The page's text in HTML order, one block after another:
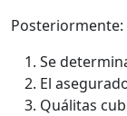
Posteriormente:
Se
El
Quálitas